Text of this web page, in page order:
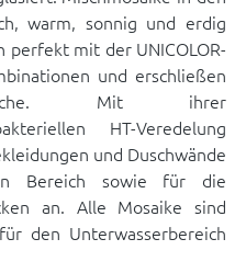
warm, sonnig und erdig
perfekt mit der UNICOLOR-
und erschließen
Mit ihrer
HT-Veredelung
und Duschwände
Bereich sowie für die
an. Alle Mosaike sind
den Unterwasserbereich